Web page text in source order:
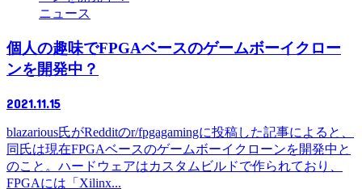
ニュース
個人の趣味でFPGAベースのゲームボーイクロー
ンを開発中？
2021.11.15
blazarious氏がRedditのr/fpgagamingに投稿した記事によると、
同氏は現在FPGAベースのゲームボーイクローンを開発中と
のこと。ハードウェアはカスタムビルドで作られており、
FPGAには「Xilinx...